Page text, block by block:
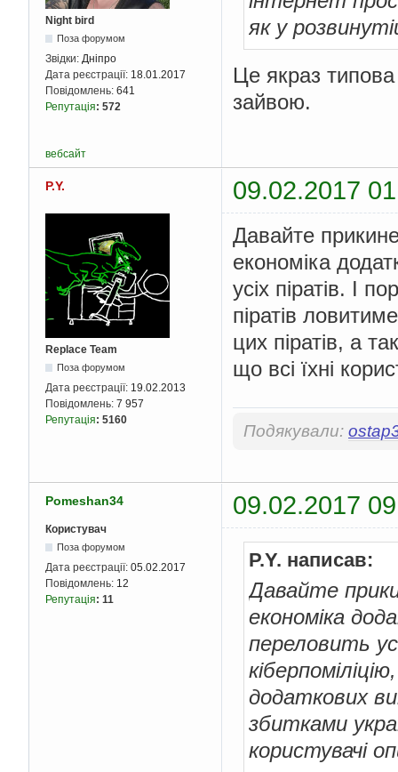
Night bird
Поза форумом
Звідки: Дніпро
Дата реєстрації: 18.01.2017
Повідомлень: 641
Репутація: 572
як у
Це якраз
зайвою.
вебсайт
P.Y. 09.02.2017
Replace Team
Поза форумом
Дата реєстрації: 19.02.2013
Повідомлень: 7 957
Репутація: 5160
Давайте
економіка
усіх піратів. І
піратів
цих піратів, а
що всі їхні
Подякували:
Pomeshan34 09.02.2017
Користувач
Поза форумом
Дата реєстрації: 05.02.2017
Повідомлень: 12
Репутація: 11
P.Y. написав:
Давайте
економіка
переловить
додаткових
збитками
користувачі